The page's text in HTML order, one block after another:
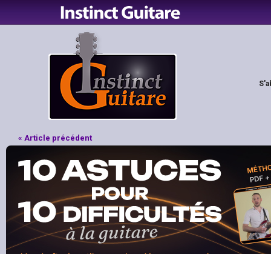
« Article précédent